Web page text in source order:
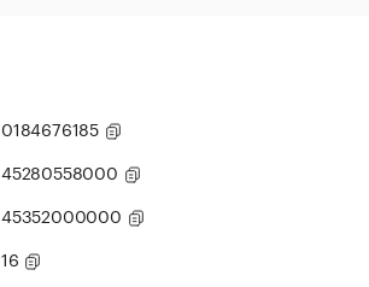
0184676185
45280558000
45352000000
16